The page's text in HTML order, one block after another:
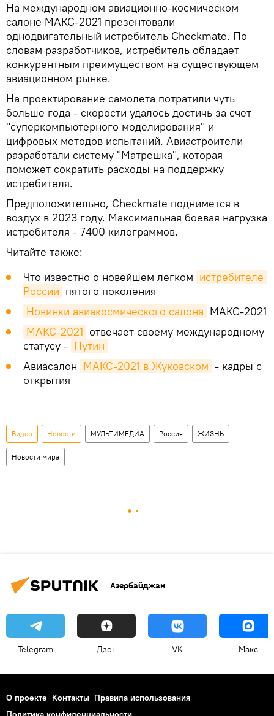
На международном авиационно-космическом
салоне МАКС-2021 презентовали
однодвигательный истребитель Checkmate. По
словам разработчиков, истребитель обладает
конкурентным преимуществом на существующем
авиационном рынке.
На проектирование самолета потратили чуть
больше года - скорости удалось достичь за счет
"суперкомпьютерного моделирования" и
цифровых методов испытаний. Авиастроители
разработали систему "Матрешка", которая
поможет сократить расходы на поддержку
истребителя.
Предположительно, Checkmate поднимется в
воздух в 2023 году. Максимальная боевая нагрузка
истребителя - 7400 килограммов.
Читайте также:
Что известно о новейшем легком истребителе
России пятого поколения
Новинки авиакосмического салона МАКС-2021
МАКС-2021 отвечает своему международному
статусу - Путин
Авиасалон МАКС-2021 в Жуковском - кадры с
открытия
Видео Новости МУЛЬТИМЕДИА Россия ЖИЗНЬ
Новости мира
Азербайджан
Telegram Дзен VK Макс
О проекте Контакты Правила использования